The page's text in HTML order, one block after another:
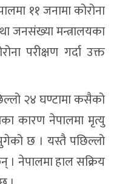
११ जनामा कोरोना
जनसंख्या मन्त्रालयका
परीक्षण गर्दा उक्त
२४ घण्टामा कसैको
कारण नेपालमा मृत्यु
छ । यस्तै पछिल्लो
। नेपालमा हाल सक्रिय